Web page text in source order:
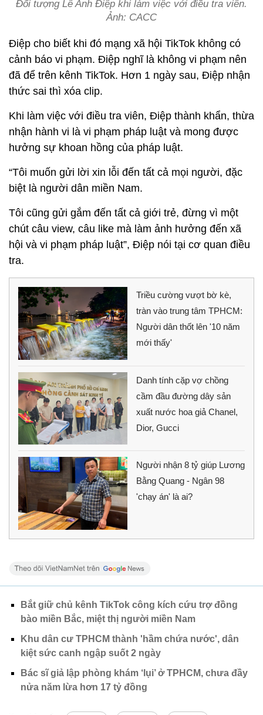
Đối tượng Lê Anh Điệp khi làm việc với điều tra viên.
Ảnh: CACC
Điệp cho biết khi đó mạng xã hội TikTok không có
cảnh báo vi phạm. Điệp nghĩ là không vi phạm nên
đã để trên kênh TikTok. Hơn 1 ngày sau, Điệp nhận
thức sai thì xóa clip.
Khi làm việc với điều tra viên, Điệp thành khẩn, thừa
nhận hành vi là vi phạm pháp luật và mong được
hưởng sự khoan hồng của pháp luật.
“Tôi muốn gửi lời xin lỗi đến tất cả mọi người, đặc
biệt là người dân miền Nam.
Tôi cũng gửi gắm đến tất cả giới trẻ, đừng vì một
chút câu view, câu like mà làm ảnh hưởng đến xã
hội và vi phạm pháp luật”, Điệp nói tại cơ quan điều
tra.
Triều cường vượt bờ kè,
tràn vào trung tâm TPHCM:
Người dân thốt lên '10 năm
mới thấy'
Danh tính cặp vợ chồng
cầm đầu đường dây sản
xuất nước hoa giả Chanel,
Dior, Gucci
Người nhận 8 tỷ giúp Lương
Bằng Quang - Ngân 98
'chạy án' là ai?
Bắt giữ chủ kênh TikTok công kích cứu trợ đồng
bào miền Bắc, miệt thị người miền Nam
Khu dân cư TPHCM thành 'hầm chứa nước', dân
kiệt sức canh ngập suốt 2 ngày
Bác sĩ giả lập phòng khám ‘lụi’ ở TPHCM, chưa đầy
nửa năm lừa hơn 17 tỷ đồng